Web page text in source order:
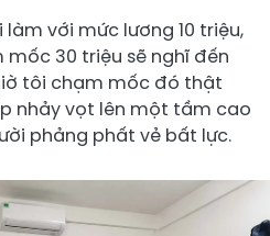
với mức lương 10 triệu,
30 triệu sẽ nghĩ đến
tôi chạm mốc đó thật
nhảy vọt lên một tầm cao
phảng phất vẻ bất lực.